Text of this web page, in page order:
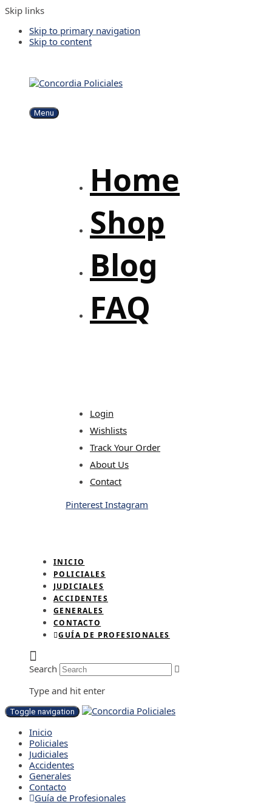
Skip links
Skip to primary navigation
Skip to content
Menu
Home
Shop
Blog
FAQ
Login
Wishlists
Track Your Order
About Us
Contact
Pinterest Instagram
INICIO
POLICIALES
JUDICIALES
ACCIDENTES
GENERALES
CONTACTO
GUÍA DE PROFESIONALES
Search
Type and hit enter
Toggle navigation
Inicio
Policiales
Judiciales
Accidentes
Generales
Contacto
Guía de Profesionales